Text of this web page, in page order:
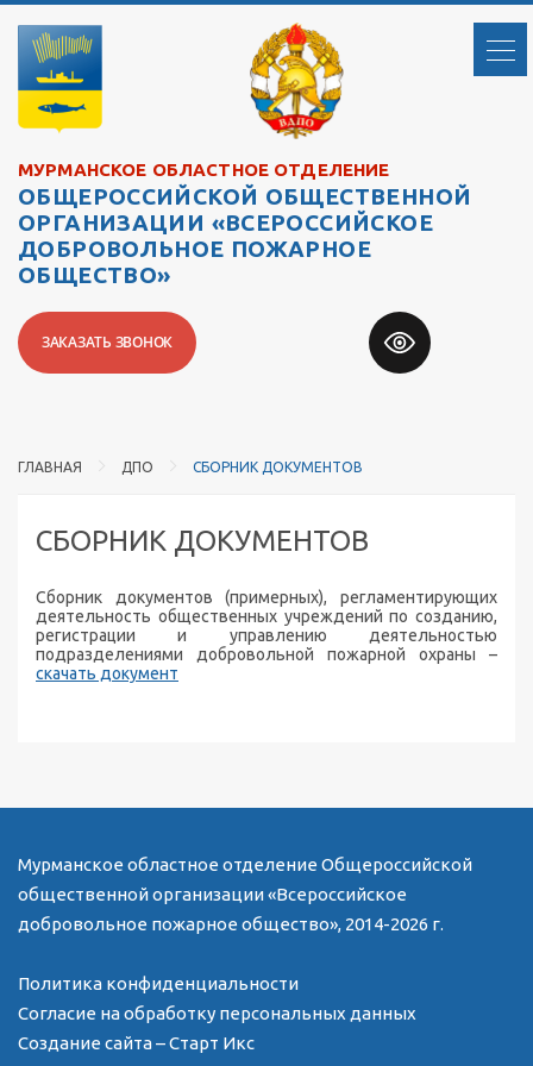
МУРМАНСКОЕ ОБЛАСТНОЕ ОТДЕЛЕНИЕ
ОБЩЕРОССИЙСКОЙ ОБЩЕСТВЕННОЙ
ОРГАНИЗАЦИИ «ВСЕРОССИЙСКОЕ
ДОБРОВОЛЬНОЕ ПОЖАРНОЕ
ОБЩЕСТВО»
ЗАКАЗАТЬ ЗВОНОК
ГЛАВНАЯ ДПО СБОРНИК ДОКУМЕНТОВ
СБОРНИК ДОКУМЕНТОВ
Сборник документов (примерных), регламентирующих
деятельность общественных учреждений по созданию,
регистрации и управлению деятельностью
подразделениями добровольной пожарной охраны –
скачать документ
Мурманское областное отделение Общероссийской
общественной организации «Всероссийское
добровольное пожарное общество», 2014-2026 г.
Политика конфиденциальности
Согласие на обработку персональных данных
Создание сайта – Старт Икс